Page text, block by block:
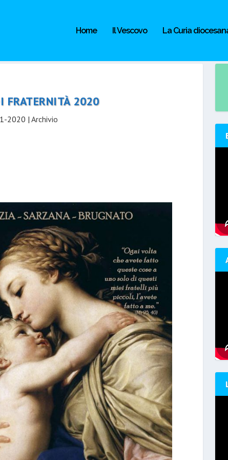
Home Il Vescovo La Curia
FRATERNITÀ 2020
2020 |Archivio